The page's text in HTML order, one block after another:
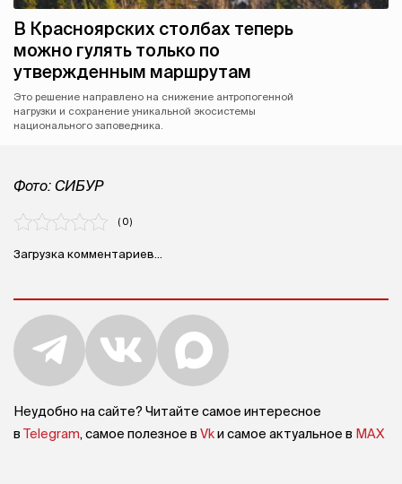
В Красноярских столбах теперь
можно гулять только по
утвержденным маршрутам
Это решение направлено на снижение антропогенной
нагрузки и сохранение уникальной экосистемы
национального заповедника.
Фото: СИБУР
( 0 )
Загрузка комментариев...
Неудобно на сайте? Читайте самое интересное
в Telegram, самое полезное в Vkи самое актуальное в MAX